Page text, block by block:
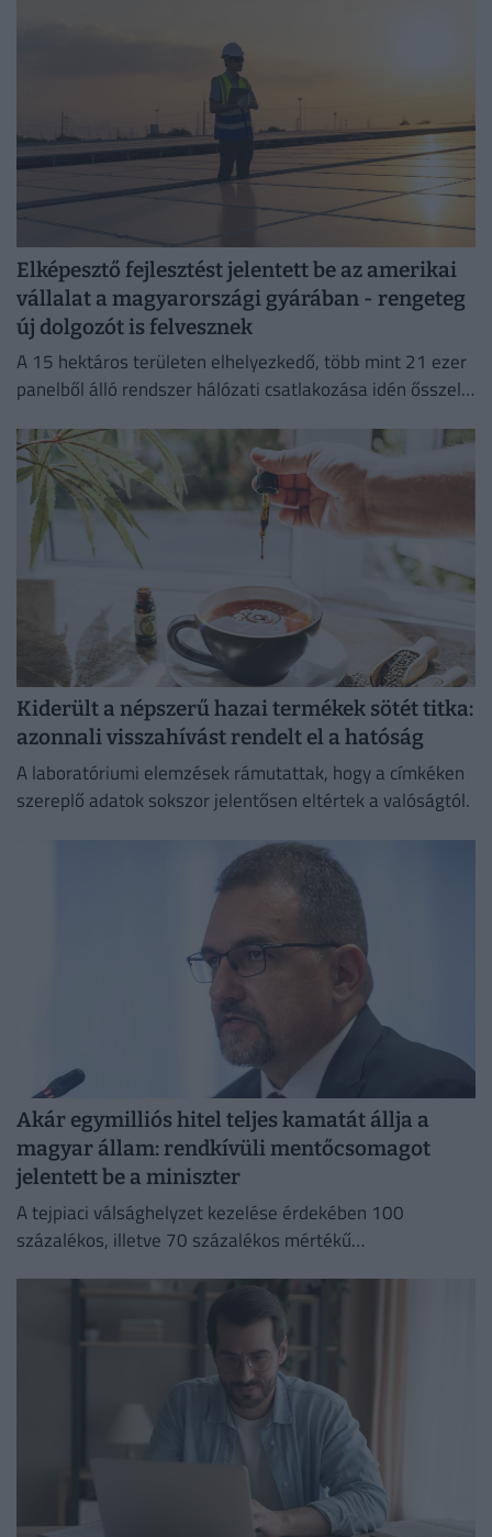
Elképesztő fejlesztést jelentett be az amerikai
vállalat a magyarországi gyárában - rengeteg
új dolgozót is felvesznek
A 15 hektáros területen elhelyezkedő, több mint 21 ezer
panelből álló rendszer hálózati csatlakozása idén ősszel
Kiderült a népszerű hazai termékek sötét titka:
azonnali visszahívást rendelt el a hatóság
A laboratóriumi elemzések rámutattak, hogy a címkéken
szereplő adatok sokszor jelentősen eltértek a valóságtól.
Akár egymilliós hitel teljes kamatát állja a
magyar állam: rendkívüli mentőcsomagot
jelentett be a miniszter
A tejpiaci válsághelyzet kezelése érdekében 100
százalékos, illetve 70 százalékos mértékű